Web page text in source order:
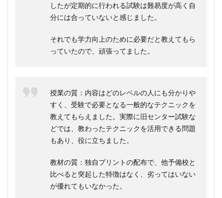
したが定期的に行われる試験は難易度が高く自
分には合っていないと感じました。
それでも学力向上のために必要だと教えてもら
っていたので、頑張ってました。
授業の質：内容はどのレベルの人にも分かりや
すく、受験で必要となる一般的なテクニックを
教えてもらえました。実際に旧センター試験な
どでは、教わったテクニックを活用できる問題
もあり、役に立ちました。
教材の質：独自プリントの配布で、他予備校と
比べると突起した特徴はなく、劣ってはいない
が優れてもいなかった。